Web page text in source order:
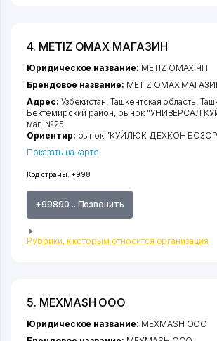
4. METIZ OMAX МАГАЗИН
Код страны: +998
+99890 ...Позвонить
Рубрики, к которым относится организация
Юридическое название: METIZ OMAX ЧП
Брендовое название: METIZ OMAX
Адрес: Узбекистан,Ташкентская область ,
Бектемирский район , рынок "УНИВЕРСАЛ
маг. №25
Ориентир: рынок "КУЙЛЮК ДЕХКОН
Показать на карте
5. MEXMASH ООО
Юридическое название: MEXMASH ООО